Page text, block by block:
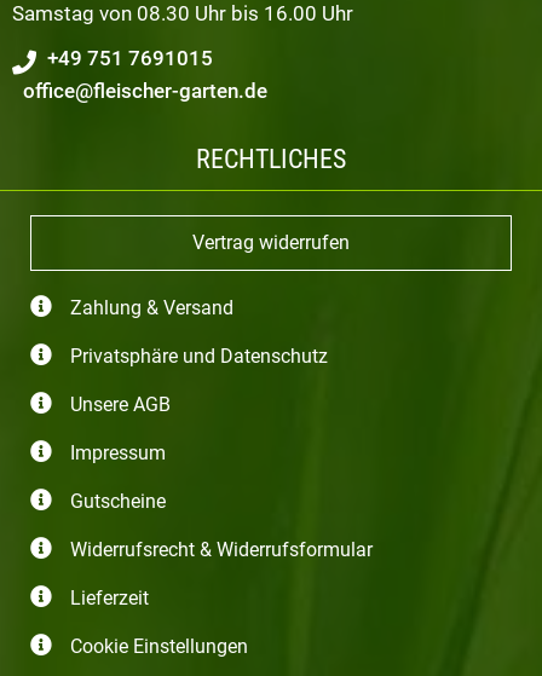
Samstag von 08.30 Uhr bis 16.00 Uhr
+49 751 7691015
office@fleischer-garten.de
RECHTLICHES
Vertrag widerrufen
Zahlung & Versand
Privatsphäre und Datenschutz
Unsere AGB
Impressum
Gutscheine
Widerrufsrecht & Widerrufsformular
Lieferzeit
Cookie Einstellungen